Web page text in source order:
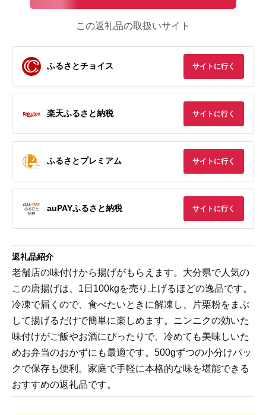
この返礼品の取扱いサイト
ふるさとチョイス サイトに行く
楽天ふるさと納税 サイトに行く
ふるさとプレミアム サイトに行く
auPAYふるさと納税 サイトに行く
返礼品紹介
老舗店の味付けから揚げがもらえます。大分県で人気の
この唐揚げは、1日100kgを売り上げるほどの逸品です。
冷凍で届くので、食べたいときに解凍し、片栗粉をまぶ
して揚げるだけで簡単に楽しめます。ニンニクの効いた
味付けがご飯やお酒にぴったりで、冷めても美味しいた
めお弁当のおかずにも最適です。500gずつの小分けパッ
クで保存も便利。家庭で手軽に本格的な味を堪能できる
おすすめの返礼品です。